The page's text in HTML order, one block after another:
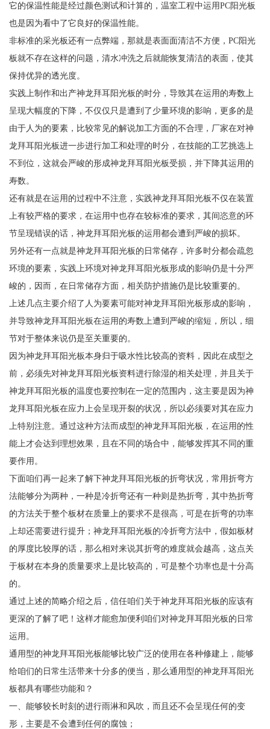
它的保温性能是经过颜色测试和计算的，温室工程中运用PC阳光板
也是因为看中了它良好的保温性能。
非标准的采光板还有一点弊端，那就是表面面清洁不方便，PC阳光
板就不存在这样的问题，清水冲洗之后就能恢复清洁的表面，使其
保持优异的透光度。
实践上制作和出产神龙拜耳阳光板的时分，导致其在运用的寿数上
呈现大幅度的下降，不仅仅只是遭到了少量环境的影响，更多的是
由于人为的要素，比较常见的解说加工方面的不合理，厂家在对神
龙拜耳阳光板进一步进行加工和处理的时分，在技能的工艺挑选上
不到位，这就会严峻的形成神龙拜耳阳光板受损，并下降其运用的
寿数。
还有就是在运用的过程中不注意，实践神龙拜耳阳光板不仅在装置
上有较严格的要求，在运用中也存在较标准的要求，其间恣意的环
节呈现错误的话，神龙拜耳阳光板的运用都会遭到严峻的损坏。
另外还有一点就是神龙拜耳阳光板的日常储存，许多时分都会疏忽
环境的要素，实践上环境对神龙拜耳阳光板形成的影响仍是十分严
峻的，因而，在日常储存方面，相关防护措施仍是比较重要的。
上述几点主要介绍了人为要素可能对神龙拜耳阳光板形成的影响，
并导致神龙拜耳阳光板在运用的寿数上遭到严峻的缩短，所以，细
节对于整体来说仍是至关重要的。
因为神龙拜耳阳光板本身归于吸水性比较高的资料，因此在成型之
前，必须先对神龙拜耳阳光板资料进行除湿的相关处理，并且关于
神龙拜耳阳光板的温度也要控制在一定的范围内，这主要是因为神
龙拜耳阳光板在应力上会呈现开裂的状况，所以必须要对其在应力
上特别注意。通过这种方法而成型的神龙拜耳阳光板，在运用的性
能上才会达到理想效果，且在不同的场合中，能够发挥其不同的重
要作用。
下面咱们再一起来了解下神龙拜耳阳光板的折弯状况，常用折弯方
法能够分为两种，一种是冷折弯还有一种则是热折弯，其中热折弯
的方法关于整个板材在质量上的要求不是很高，可是在折弯的功率
上却还需要进行提升；神龙拜耳阳光板的冷折弯方法中，假如板材
的厚度比较厚的话，那么相对来说其折弯的难度就会越高，这点关
于板材在本身的质量要求上是比较高的，可是整个功率也是十分高
的。
通过上述的简略介绍之后，信任咱们关于神龙拜耳阳光板的应该有
更深的了解了吧！这样才能愈加便利咱们对神龙拜耳阳光板的日常
运用。
通用型的神龙拜耳阳光板能够比较广泛的使用在各种修建上，能够
给咱们的日常生活带来十分多的便当，那么通用型的神龙拜耳阳光
板都具有哪些功能和？
一、能够较长时刻的进行雨淋和风吹，而且还不会呈现任何的变
形，主要是不会遭到任何的腐蚀；